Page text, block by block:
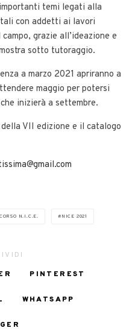
temi legati alla
con addetti ai lavori
grazie all’ideazione e
sotto tutoraggio.
a marzo 2021 apriranno a
maggio per potersi
inizierà a settembre.
VII edizione e il catalogo
CORSO N.I.C.E. NICE 2021
PINTEREST
WHATSAPP